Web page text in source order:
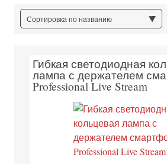
Сортировка по названию
Гибкая светодиодная
лампа с держателем
Professional Live Stream